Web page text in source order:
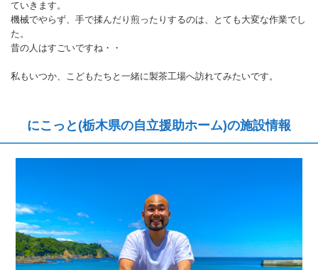
ていきます。
機械でやらず、手で揉んだり煎ったりするのは、とても大変な作業でし
た。
昔の人はすごいですね・・
私もいつか、こどもたちと一緒に製茶工場へ訪れてみたいです。
にこっと(栃木県の自立援助ホーム)の施設情報